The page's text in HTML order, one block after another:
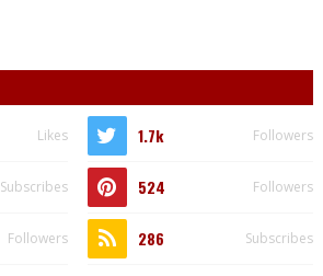
Likes 1.7k Followers
Subscribes 524 Followers
Followers 286 Subscribes